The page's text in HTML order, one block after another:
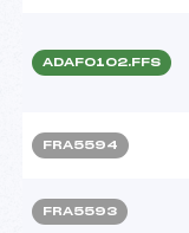
ADAF0102.FFS
FRA5594
FRA5593